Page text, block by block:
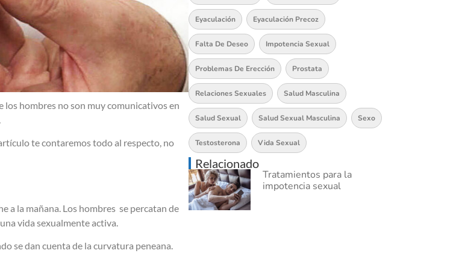
hombres no son muy comunicativos en
te contaremos todo al respecto, no
a la mañana. Los hombres se percatan de
vida sexualmente activa.
se dan cuenta de la curvatura peneana.
Eyaculación Eyaculación Precoz
Falta De Deseo Impotencia Sexual
Problemas De Erección Prostata
Relaciones Sexuales Salud Masculina
Salud Sexual Salud Sexual Masculina Sexo
Testosterona Vida Sexual
Relacionado
Tratamientos para la
impotencia sexual